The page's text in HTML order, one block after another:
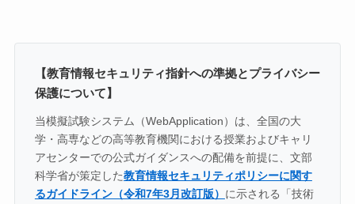
【教育情報セキュリティ指針への準拠とプライバシー
保護について】
当模擬試験システム（WebApplication）は、全国の大
学・高専などの高等教育機関における授業およびキャリ
アセンターでの公式ガイダンスへの配備を前提に、文部
科学省が策定した教育情報セキュリティポリシーに関す
るガイドライン（令和7年3月改訂版） に示される「技術